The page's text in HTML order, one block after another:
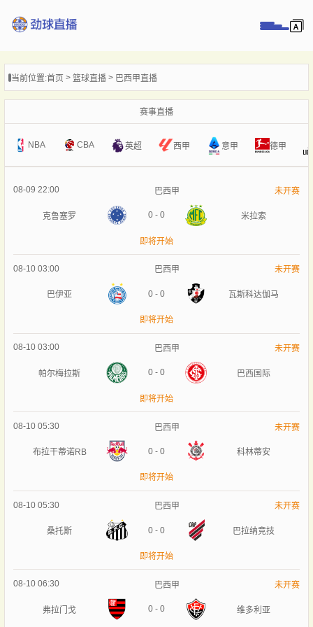
播
像
闻
当前位置:首页 篮球直播 巴西甲直播
赛事直播
NBA CBA 英超 西甲 意甲 德甲
08-09 22:00 巴西甲 未开赛
克鲁塞罗 0 - 0 米拉索
即将开始
08-10 03:00 巴西甲 未开赛
巴伊亚 0 - 0 瓦斯科达伽马
即将开始
08-10 03:00 巴西甲 未开赛
帕尔梅拉斯 0 - 0 巴西国际
即将开始
08-10 05:30 巴西甲 未开赛
布拉干蒂诺RB 0 - 0 科林蒂安
即将开始
08-10 05:30 巴西甲 未开赛
桑托斯 0 - 0 巴拉纳竞技
即将开始
08-10 06:30 巴西甲 未开赛
弗拉门戈 0 - 0 维多利亚